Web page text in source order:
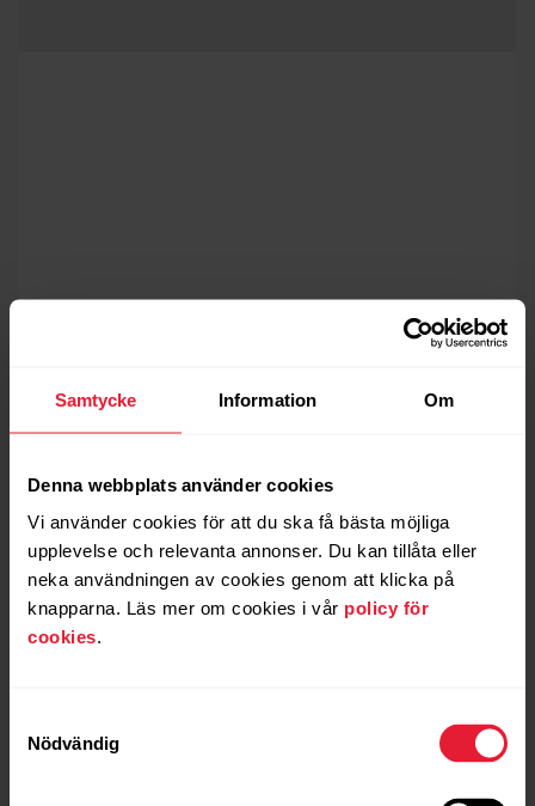
Samtycke Information Om
Denna webbplats använder cookies
Vi använder cookies för att du ska få bästa möjliga
upplevelse och relevanta annonser. Du kan tillåta eller
neka användningen av cookies genom att klicka på
knapparna. Läs mer om cookies i vår policy för
cookies.
Nödvändig
Syrenivå i blodet
använder pulsoximetriteknik för att uppskatta
olika våglängder av ljus, rött och infrarött, genom huden
och in i de underliggande blodkärlen. Inuti blodkärlen
interagerar ljuset med det syresatta och syrefria
hemoglobinet i de röda blodkropparna. Mängden
reflekterat och bakåtspritt ljus används för att beräkna
information för att spåra och analysera kroppens